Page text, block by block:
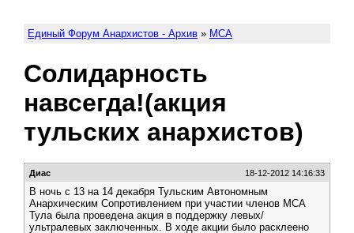
Единый Форум Анархистов - Архив » МСА
Солидарность
навсегда!(акция
тульских анархистов)
Диас 18-12-2012 14:16:33
В ночь с 13 на 14 декабря Тульским Автономным
Анархическим Сопротивлением при участии членов МСА
Тула была проведена акция в поддержку левых/
ультралевых заключенных. В ходе акции было расклеено